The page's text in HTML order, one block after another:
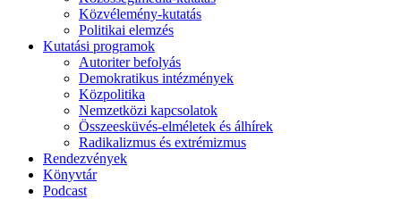
Közvélemény-kutatás
Politikai elemzés
Kutatási programok
Autoriter befolyás
Demokratikus intézmények
Közpolitika
Nemzetközi kapcsolatok
Összeesküvés-elméletek és álhírek
Radikalizmus és extrémizmus
Rendezvények
Könyvtár
Podcast